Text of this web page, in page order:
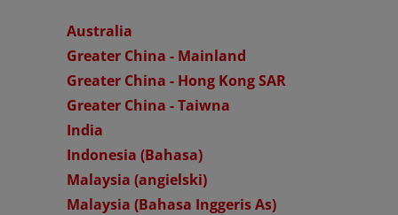
Australia
Greater China - Mainland
Greater China - Hong Kong SAR
Greater China - Taiwna
India
Indonesia (Bahasa)
Malaysia (angielski)
Malaysia (Bahasa Inggeris As)